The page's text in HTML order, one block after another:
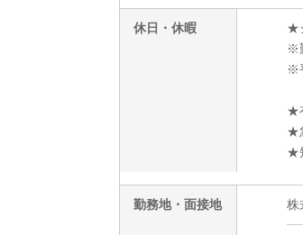
休日・休暇
★
※
※
★
★
★
勤務地・面接地 株